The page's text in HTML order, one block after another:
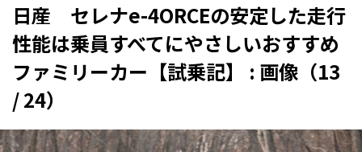
日産 セレナe-4ORCEの安定した走行
性能は乗員すべてにやさしいおすすめ
ファミリーカー【試乗記】 : 画像（13
/ 24）